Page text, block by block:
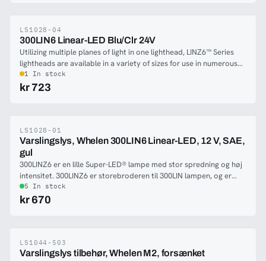
-49%
LS1028-04
300LIN6 Linear-LED Blu/Clr 24V
Utilizing multiple planes of light in one lighthead, LINZ6™ Series
lightheads are available in a variety of sizes for use in numerous
applications making them versatile and efficient.
1 In stock
kr 723
-49%
LS1028-01
Varslingslys, Whelen 300LIN6 Linear-LED, 12 V, SAE,
gul
300LINZ6 er en lille Super-LED® lampe med stor spredning og høj
intensitet. 300LINZ6 er storebroderen til 300LIN lampen, og er
med 6 dioder istedet for 3. Lampen er den kraftigste på markedet
i denne størrelse. Elektronikken til lampen er støbt i epoxy, for at
monteringsmuligheder på køretøjet. 300LINZ6 er det rigtige valg
for dem, som ønsker bedst mulige effekt.
5 In stock
kr 670
-47%
LS1044-503
Varslingslys tilbehør, Whelen M2, forsænket